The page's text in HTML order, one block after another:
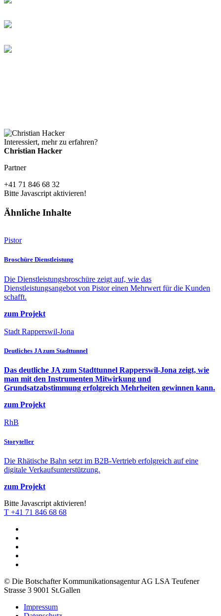
Interessiert, mehr zu erfahren?
Christian Hacker
Partner
+41 71 846 68 32
Bitte Javascript aktivieren!
Ähnliche Inhalte
Pistor
Broschüre Dienstleistung
Die Dienstleistungsbroschüre zeigt auf, wie das
Dienstleistungsangebot von Pistor einen Mehrwert für die Kunden
schafft.
zum Projekt
Stadt Rapperswil-Jona
Deutliches JA zum Stadttunnel
Das deutliche JA zum Stadttunnel Rapperswil-Jona zeigt, wie
man mit den Instrumenten Mitwirkung und
Grundsatzabstimmung erfolgreich Mehrheiten gewinnen kann.
zum Projekt
RhB
Storyteller
Die Rhätische Bahn setzt im B2B-Vertrieb erfolgreich auf eine
digitale Verkaufsunterstützung.
zum Projekt
Bitte Javascript aktivieren!
T +41 71 846 68 68
© Die Botschafter Kommunikationsagentur AG LSA Teufener
Strasse 3 9001 St.Gallen
Impressum